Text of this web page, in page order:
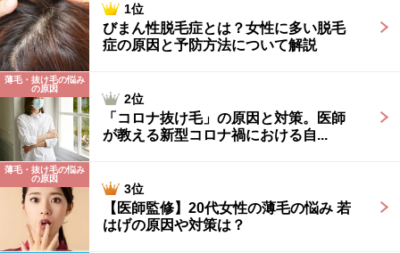
1位
びまん性脱毛症とは？女性に多い脱毛
症の原因と予防方法について解説
薄毛・抜け毛の悩み
の原因
2位
「コロナ抜け毛」の原因と対策。医師
が教える新型コロナ禍における自...
薄毛・抜け毛の悩み
の原因
3位
【医師監修】20代女性の薄毛の悩み 若
はげの原因や対策は？